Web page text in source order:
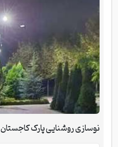
نوسازی روشنایی پارک کاجستان 1 ، 2 و 3 انجام گشت